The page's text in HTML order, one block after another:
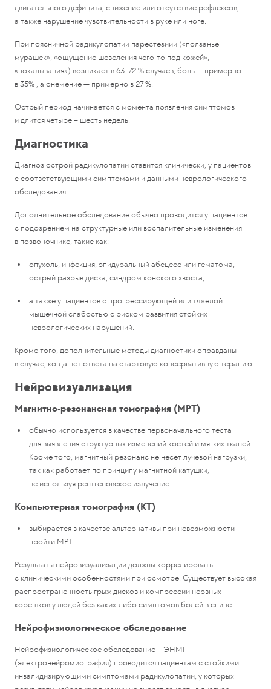
двигательного дефицита, снижение или отсутствие рефлексов,
а также нарушение чувствительности в руке или ноге.
При поясничной радикулопатии парестезиии («ползанье
мурашек», «ощущение шевеления чего-то под кожей»,
«покалывания») возникает в 63–72 % случаев, боль — примерно
в 35% , а онемение — примерно в 27 %.
Острый период начинается с момента появления симптомов
и длится четыре – шесть недель.
Диагностика
Диагноз острой радикулопатии ставится клинически, у пациентов
с соответствующими симптомами и данными неврологического
обследования.
Дополнительное обследование обычно проводится у пациентов
с подозрением на структурные или воспалительные изменения
в позвоночнике, такие как:
опухоль, инфекция, эпидуральный абсцесс или гематома,
острый разрыв диска, синдром конского хвоста,
а также у пациентов с прогрессирующей или тяжелой
мышечной слабостью с риском развития стойких
неврологических нарушений.
Кроме того, дополнительные методы диагностики оправданы
в случае, когда нет ответа на стартовую консервативную терапию.
Нейровизуализация
Магнитно-резонансная томография (МРТ)
обычно используется в качестве первоначального теста
для выявления структурных изменений костей и мягких тканей.
Кроме того, магнитный резонанс не несет лучевой нагрузки,
так как работает по принципу магнитной катушки,
не используя рентгеновское излучение.
Компьютерная томография (КТ)
выбирается в качестве альтернативы при невозможности
пройти МРТ.
Результаты нейровизуализации должны коррелировать
с клиническими особенностями при осмотре. Существует высокая
распространенность грыж дисков и компрессии нервных
корешков у людей без каких-либо симптомов болей в спине.
Нейрофизиологическое обследование
Нейрофизиологическое обследование – ЭНМГ
(электронейромиография) проводится пациентам с стойкими
инвалидизирующими симптомами радикулопатии, у которых